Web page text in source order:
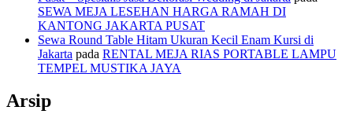
SEWA MEJA LESEHAN HARGA RAMAH DI
KANTONG JAKARTA PUSAT
Sewa Round Table Hitam Ukuran Kecil Enam Kursi di
Jakarta pada RENTAL MEJA RIAS PORTABLE LAMPU
TEMPEL MUSTIKA JAYA
Arsip